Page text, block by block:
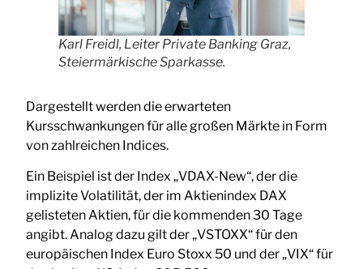
Karl Freidl, Leiter Private Banking Graz,
Steiermärkische Sparkasse.
Dargestellt werden die erwarteten
Kursschwankungen für alle großen Märkte in Form
von zahlreichen Indices.
Ein Beispiel ist der Index „VDAX-New“, der die
implizite Volatilität, der im Aktienindex DAX
gelisteten Aktien, für die kommenden 30 Tage
angibt. Analog dazu gilt der „VSTOXX“ für den
europäischen Index Euro Stoxx 50 und der „VIX“ für